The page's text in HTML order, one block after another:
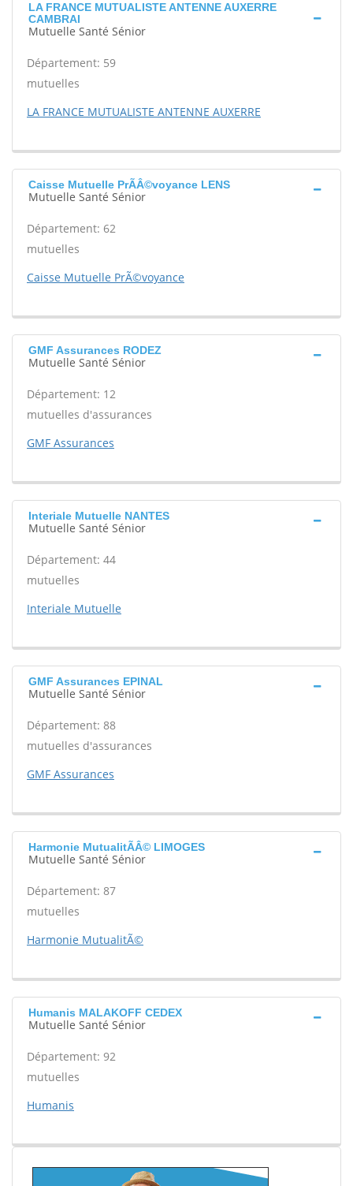
LA FRANCE MUTUALISTE ANTENNE AUXERRE
CAMBRAI
Mutuelle Santé Sénior
Département: 59
mutuelles
LA FRANCE MUTUALISTE ANTENNE AUXERRE
Caisse Mutuelle PrÃÂ©voyance LENS
Mutuelle Santé Sénior
Département: 62
mutuelles
Caisse Mutuelle PrÃ©voyance
GMF Assurances RODEZ
Mutuelle Santé Sénior
Département: 12
mutuelles d'assurances
GMF Assurances
Interiale Mutuelle NANTES
Mutuelle Santé Sénior
Département: 44
mutuelles
Interiale Mutuelle
GMF Assurances EPINAL
Mutuelle Santé Sénior
Département: 88
mutuelles d'assurances
GMF Assurances
Harmonie MutualitÃÂ© LIMOGES
Mutuelle Santé Sénior
Département: 87
mutuelles
Harmonie MutualitÃ©
Humanis MALAKOFF CEDEX
Mutuelle Santé Sénior
Département: 92
mutuelles
Humanis